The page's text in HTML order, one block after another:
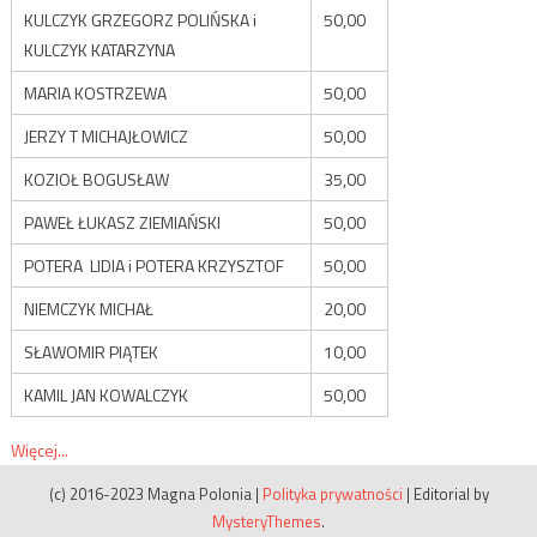
KULCZYK GRZEGORZ POLIŃSKA i
KULCZYK KATARZYNA
50,00
MARIA KOSTRZEWA
50,00
JERZY T MICHAJŁOWICZ
50,00
KOZIOŁ BOGUSŁAW
35,00
PAWEŁ ŁUKASZ ZIEMIAŃSKI
50,00
POTERA LIDIA i POTERA KRZYSZTOF
50,00
NIEMCZYK MICHAŁ
20,00
SŁAWOMIR PIĄTEK
10,00
KAMIL JAN KOWALCZYK
50,00
Więcej...
(c) 2016-2023 Magna Polonia | Polityka prywatności | Editorial by
MysteryThemes.